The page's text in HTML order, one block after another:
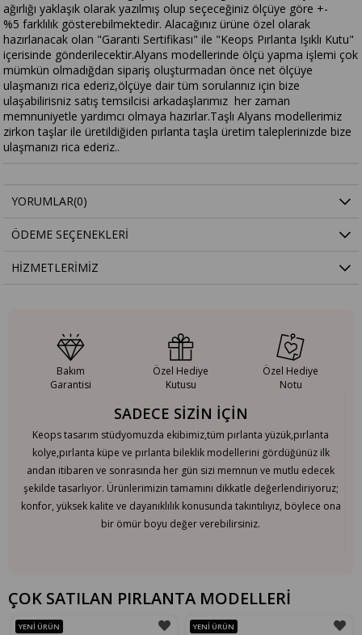
ağırlığı yaklaşık olarak yazılmış olup seçeceğiniz ölçüye göre +-
%5 farklılık gösterebilmektedir. Alacağınız ürüne özel olarak
hazırlanacak olan "Garanti Sertifikası" ile "Keops Pırlanta Işıklı Kutu"
içerisinde gönderilecektir.Alyans modellerinde ölçü yapma işlemi çok
mümkün olmadığdan sipariş oluşturmadan önce net ölçüye
ulaşmanızı rica ederiz,ölçüye dair tüm sorularınız için bize
ulaşabilirisniz satış temsilcisi arkadaşlarımız her zaman
memnuniyetle yardımcı olmaya hazırlar.Taşlı Alyans modellerimiz
zirkon taşlar ile üretildiğiden pırlanta taşla üretim taleplerinizde bize
ulaşmanızı rica ederiz..
YORUMLAR(0)
ÖDEME SEÇENEKLERI
HIZMETLERIMIZ
SADECE SİZİN İÇİN
Keops tasarım stüdyomuzda ekibimiz,tüm pırlanta yüzük,pırlanta
kolye,pırlanta küpe ve pırlanta bileklik modellerini gördüğünüz ilk
andan itibaren ve sonrasında her gün sizi memnun ve mutlu edecek
şekilde tasarlıyor. Ürünlerimizin tamamını dikkatle değerlendiriyoruz;
konfor, yüksek kalite ve dayanıklılık konusunda takıntılıyız, böylece ona
bir ömür boyu değer verebilirsiniz.
Bakım
Garantisi
Özel Hediye
Kutusu
Özel Hediye
Notu
ÇOK SATILAN PIRLANTA MODELLERİ
YENI ÜRÜN
YENI ÜRÜN